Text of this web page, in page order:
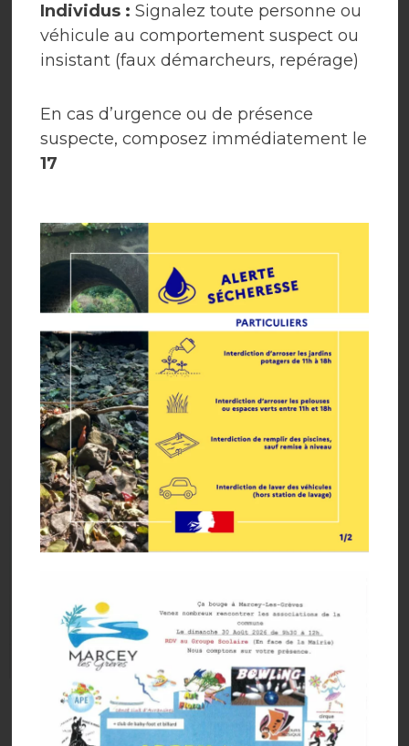
CENTRE DE
LOISIRS DE LA SÉE
Mercredis Loisirs
Individus : Signalez toute personne ou
véhicule au comportement suspect ou
insistant (faux démarcheurs, repérage)
En cas d’urgence ou de présence
suspecte, composez immédiatement le
17